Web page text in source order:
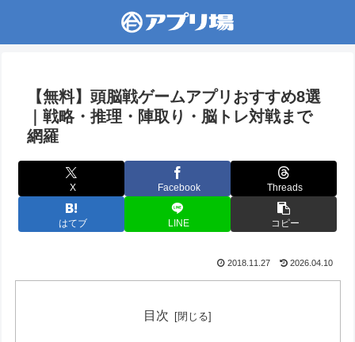
【無料】頭脳戦ゲームアプリおすすめ8選
｜戦略・推理・陣取り・脳トレ対戦まで
網羅
X Facebook Threads
はてブ LINE コピー
2018.11.27 2026.04.10
目次